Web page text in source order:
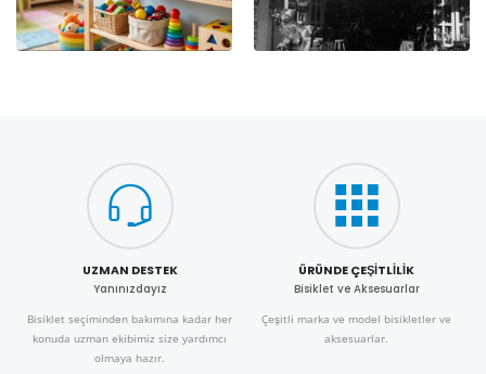
UZMAN DESTEK
Yanınızdayız
Bisiklet seçiminden bakımına kadar her
konuda uzman ekibimiz size yardımcı
olmaya hazır.
ÜRÜNDE ÇEŞITLILIK
Bisiklet ve Aksesuarlar
Çeşitli marka ve model bisikletler ve
aksesuarlar.